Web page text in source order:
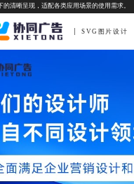
清晰呈现，适配各类应用场景的使用需求。
SVG图片设计